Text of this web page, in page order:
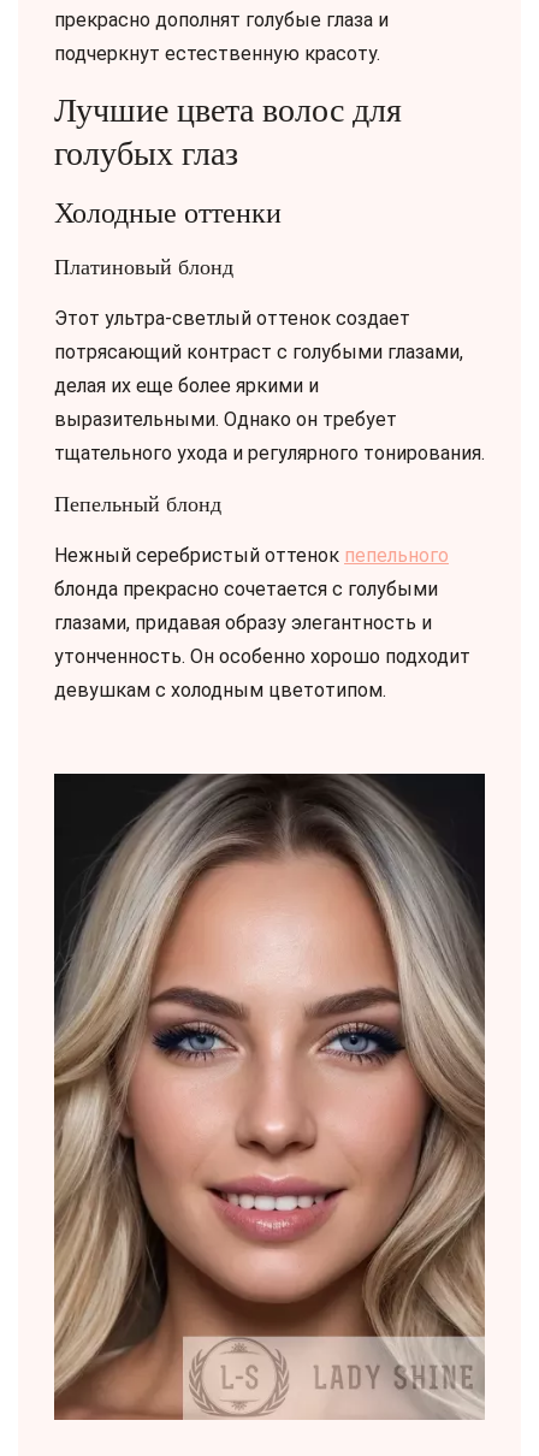
прекрасно дополнят голубые глаза и
подчеркнут естественную красоту.
Лучшие цвета волос для
голубых глаз
Холодные оттенки
Платиновый блонд
Этот ультра-светлый оттенок создает
потрясающий контраст с голубыми глазами,
делая их еще более яркими и
выразительными. Однако он требует
тщательного ухода и регулярного тонирования.
Пепельный блонд
Нежный серебристый оттенок пепельного
блонда прекрасно сочетается с голубыми
глазами, придавая образу элегантность и
утонченность. Он особенно хорошо подходит
девушкам с холодным цветотипом.